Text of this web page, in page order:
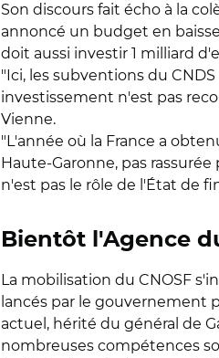
Son discours fait écho à la
annoncé un budget en
doit aussi investir 1 milliard
"Ici, les subventions du
investissement n'est pas
Vienne.
"L'année où la France a
Haute-Garonne, pas
n'est pas le rôle de l'État de
Bientôt l'Agence
La mobilisation du CNOSF
lancés par le gouvernement
actuel, hérité du général de
nombreuses compétences